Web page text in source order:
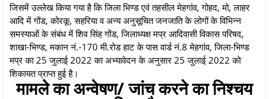
जिसमें उल्लेख किया गया है कि जिला भिण्ड एवं तहसील मेहगांव, गोहद, मो, लाहर
आदि में गोंड, कोरकू, सहरिया व अन्य अनुसूचित जनजाति के लोगों के विभिन्न
समस्याओं के संबंध में शिव सिंह गोंड, जिलाध्यक्ष मप्र आदिवासी विकास परिषद,
शाखा-भिण्ड, मकान नं.-170 मी.रोड हाट के पास वार्ड नं.8 मेहगांव, जिला-भिण्ड
मप्र का 25 जुलाई 2022 का अभ्यावेदन के अनुसार 25 जुलाई 2022 को
शिकायत प्राप्त हुई है।
मामले का अन्वेषण/ जांच करने का निश्चय